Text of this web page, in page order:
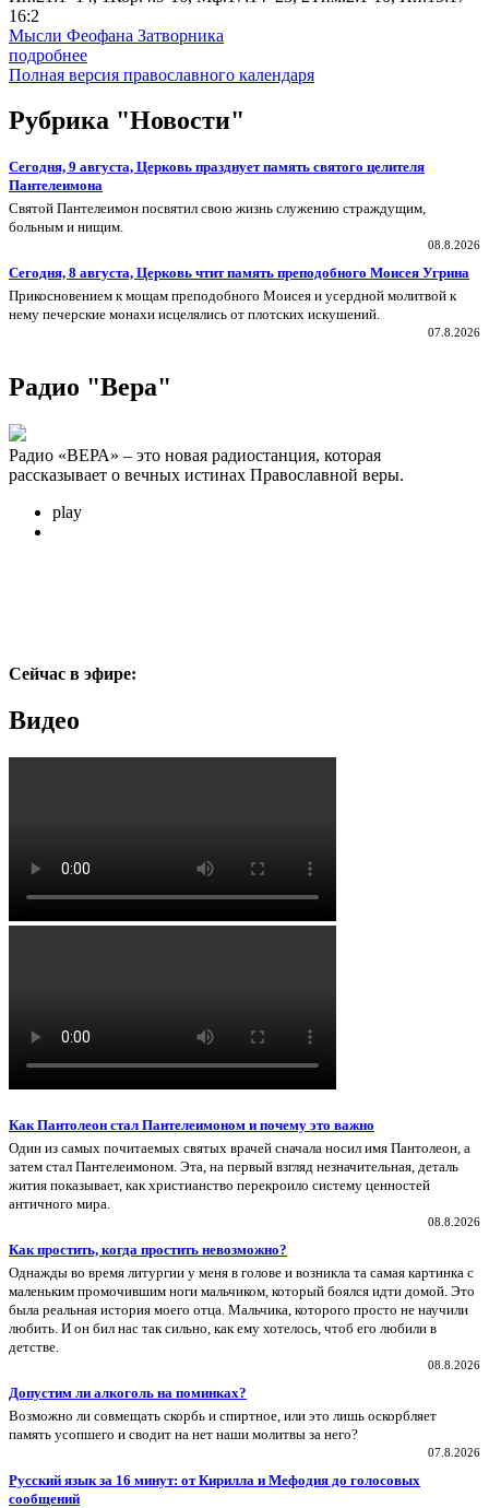
16:2
Мысли Феофана Затворника
подробнее
Полная версия православного календаря
Рубрика "Новости"
Сегодня, 9 августа, Церковь празднует память святого целителя
Пантелеимона
Святой Пантелеимон посвятил свою жизнь служению страждущим,
больным и нищим.
08.8.2026
Сегодня, 8 августа, Церковь чтит память преподобного Моисея Угрина
Прикосновением к мощам преподобного Моисея и усердной молитвой к
нему печерские монахи исцелялись от плотских искушений.
07.8.2026
Радио "Вера"
Радио «ВЕРА» – это новая радиостанция, которая
рассказывает о вечных истинах Православной веры.
play
Сейчас в эфире:
Видео
Как Пантолеон стал Пантелеимоном и почему это важно
Один из самых почитаемых святых врачей сначала носил имя Пантолеон, а
затем стал Пантелеимоном. Эта, на первый взгляд незначительная, деталь
жития показывает, как христианство перекроило систему ценностей
античного мира.
08.8.2026
Как простить, когда простить невозможно?
Однажды во время литургии у меня в голове и возникла та самая картинка с
маленьким промочившим ноги мальчиком, который боялся идти домой. Это
была реальная история моего отца. Мальчика, которого просто не научили
любить. И он бил нас так сильно, как ему хотелось, чтоб его любили в
детстве.
08.8.2026
Допустим ли алкоголь на поминках?
Возможно ли совмещать скорбь и спиртное, или это лишь оскорбляет
память усопшего и сводит на нет наши молитвы за него?
07.8.2026
Русский язык за 16 минут: от Кирилла и Мефодия до голосовых
сообщений